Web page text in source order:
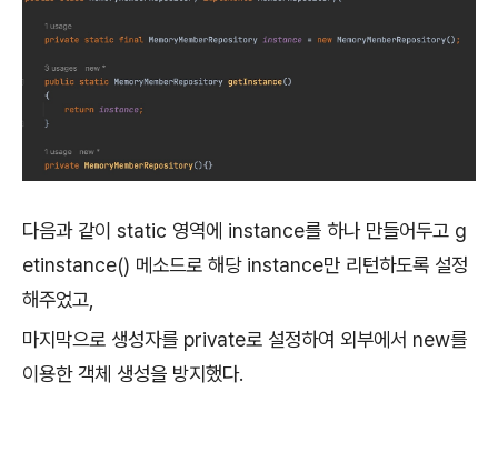
다음과 같이 static 영역에 instance를 하나 만들어두고 g
etinstance() 메소드로 해당 instance만 리턴하도록 설정
해주었고,
마지막으로 생성자를 private로 설정하여 외부에서 new를
이용한 객체 생성을 방지했다.